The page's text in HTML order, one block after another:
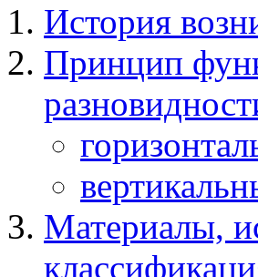
История
Принцип
Материалы,